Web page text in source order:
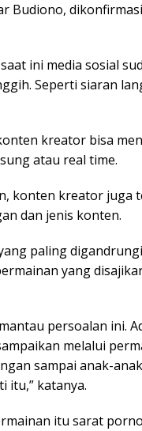
Budiono,
ini media sosial
Seperti siaran
kreator bisa
atau real time.
konten kreator juga
dan jenis konten.
paling
yang
persoalan ini.
melalui
sampai anak-
itu,” katanya.
itu sarat